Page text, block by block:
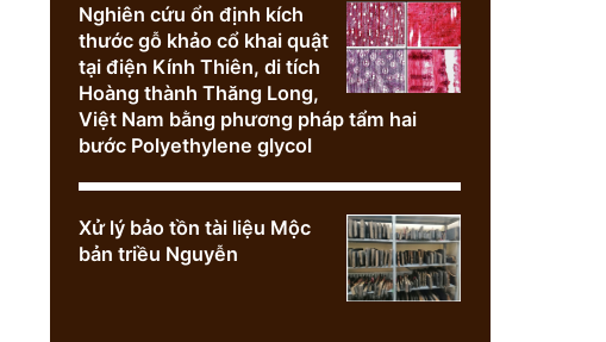
Nghiên cứu ổn định kích
thước gỗ khảo cổ khai quật
tại điện Kính Thiên, di tích
Hoàng thành Thăng Long,
Việt Nam bằng phương pháp tẩm hai
bước Polyethylene glycol
Xử lý bảo tồn tài liệu Mộc
bản triều Nguyễn